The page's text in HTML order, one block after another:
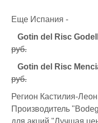
Еще Испания -
Gotin del Risc
руб.
Gotin del Risc
руб.
Регион Кастилия-
Производитель
для акций "Лучшая